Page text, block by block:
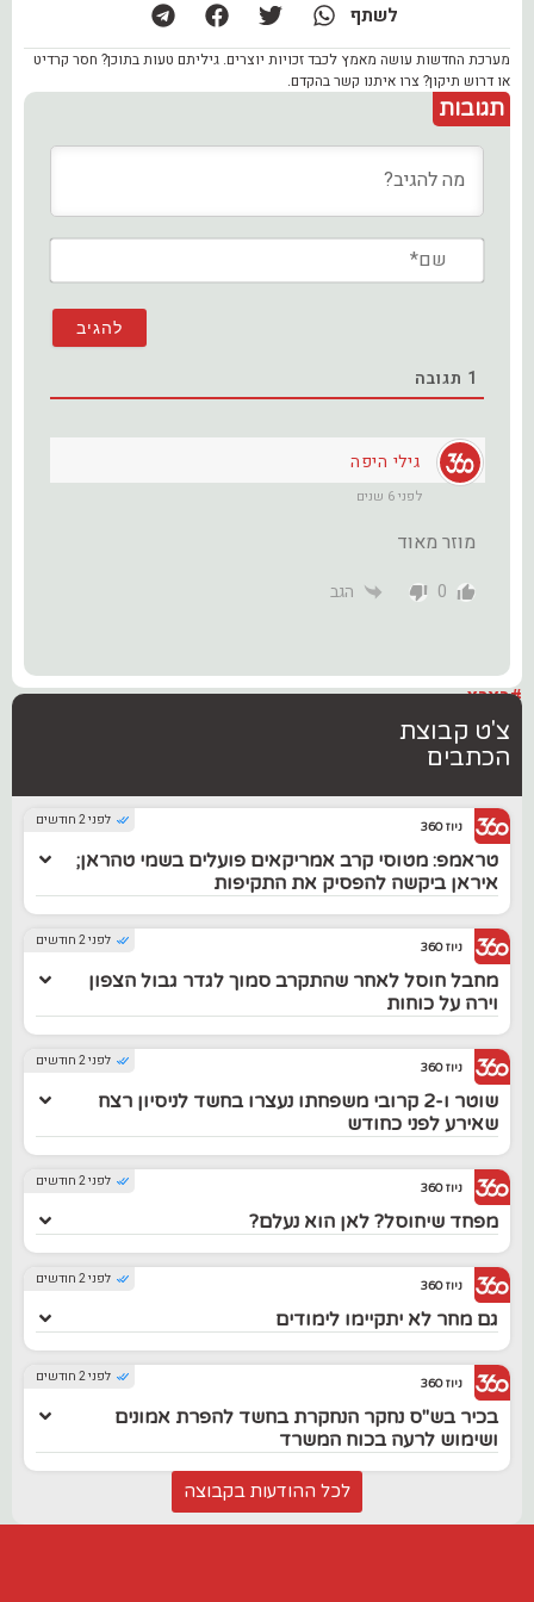
לשתף
מערכת החדשות עושה מאמץ לכבד זכויות יוצרים. גיליתם טעות בתוכן? חסר קרדיט
או דרוש תיקון? צרו איתנו קשר בהקדם.
תגובות
1 תגובה
גילי היפה
לפני 6 שנים
מוזר מאוד
0 הגב
#בארץ
צ'ט קבוצת
הכתבים
לפני 2 חודשים ניוז 360
טראמפ: מטוסי קרב אמריקאים פועלים בשמי טהראן;
איראן ביקשה להפסיק את התקיפות
לפני 2 חודשים ניוז 360
מחבל חוסל לאחר שהתקרב סמוך לגדר גבול הצפון
וירה על כוחות
לפני 2 חודשים ניוז 360
שוטר ו-2 קרובי משפחתו נעצרו בחשד לניסיון רצח
שאירע לפני כחודש
לפני 2 חודשים ניוז 360
מפחד שיחוסל? לאן הוא נעלם?
לפני 2 חודשים ניוז 360
גם מחר לא יתקיימו לימודים
לפני 2 חודשים ניוז 360
בכיר בש"ס נחקר הנחקרת בחשד להפרת אמונים
ושימוש לרעה בכוח המשרד
לכל ההודעות בקבוצה